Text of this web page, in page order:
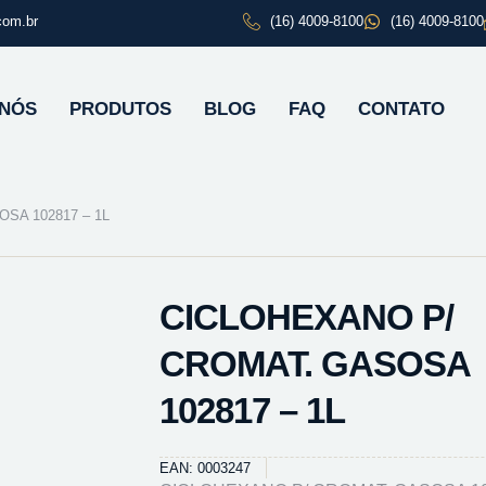
(16) 4009-8100 (16) 4009-8100
PRODUTOS BLOG FAQ CONTATO
102817 – 1L
CICLOHEXANO P/
CROMAT. GASOSA
102817 – 1L
EAN: 0003247